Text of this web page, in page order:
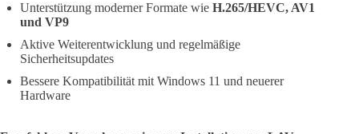
Unterstützung moderner Formate wie H.265/HEVC, AV1
und VP9
Aktive Weiterentwicklung und regelmäßige
Sicherheitsupdates
Bessere Kompatibilität mit Windows 11 und neuerer
Hardware